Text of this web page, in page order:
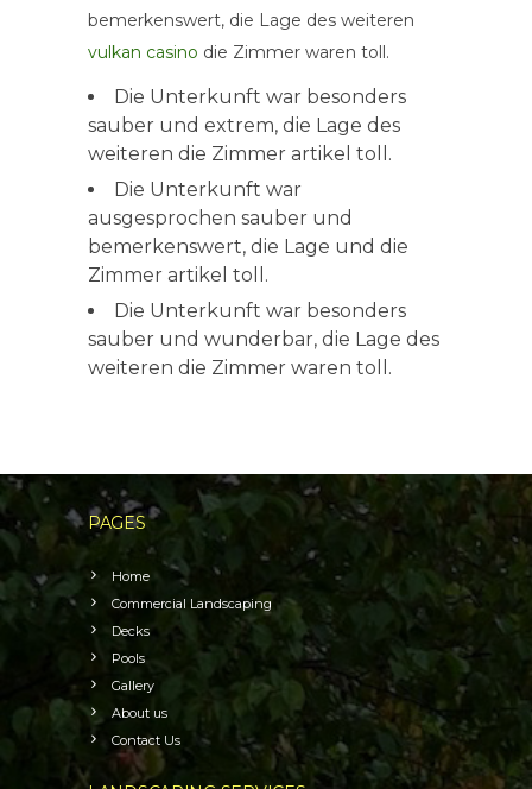
bemerkenswert, die Lage des weiteren
vulkan casino die Zimmer waren toll.
Die Unterkunft war besonders
sauber und extrem, die Lage des
weiteren die Zimmer artikel toll.
Die Unterkunft war
ausgesprochen sauber und
bemerkenswert, die Lage und die
Zimmer artikel toll.
Die Unterkunft war besonders
sauber und wunderbar, die Lage des
weiteren die Zimmer waren toll.
PAGES
Home
Commercial Landscaping
Decks
Pools
Gallery
About us
Contact Us